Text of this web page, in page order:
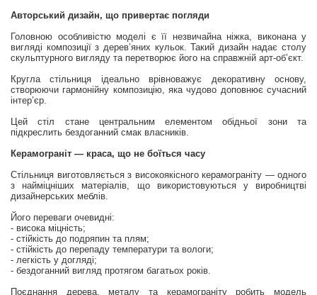
Авторський дизайн, що привертає погляди
Головною особливістю моделі є її незвичайна ніжка, виконана у
вигляді композиції з дерев’яних кульок. Такий дизайн надає столу
скульптурного вигляду та перетворює його на справжній арт-об’єкт.
Кругла стільниця ідеально врівноважує декоративну основу,
створюючи гармонійну композицію, яка чудово доповнює сучасний
інтер’єр.
Цей стіл стане центральним елементом обідньої зони та
підкреслить бездоганний смак власників.
Керамограніт — краса, що не боїться часу
Стільниця виготовляється з високоякісного керамограніту — одного
з найміцніших матеріалів, що використовуються у виробництві
дизайнерських меблів.
Його переваги очевидні:
- висока міцність;
- стійкість до подряпин та плям;
- стійкість до перепаду температури та вологи;
- легкість у догляді;
- бездоганний вигляд протягом багатьох років.
Поєднання дерева, металу та керамограніту робить модель